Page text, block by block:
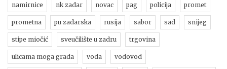
namirnice nk zadar novac pag policija promet
prometna pu zadarska rusija sabor sad snijeg
stipe miočić sveučilište u zadru trgovina
ulicama moga grada voda vodovod